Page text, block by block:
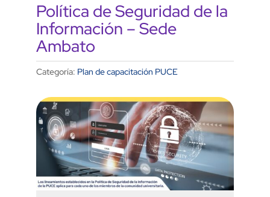
Política de Seguridad de la
Información – Sede
Ambato
Categoría: Plan de capacitación PUCE